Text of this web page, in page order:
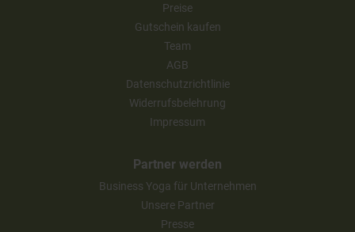
Preise
Gutschein kaufen
Team
AGB
Datenschutzrichtlinie
Widerrufsbelehrung
Impressum
Partner werden
Business Yoga für Unternehmen
Unsere Partner
Presse